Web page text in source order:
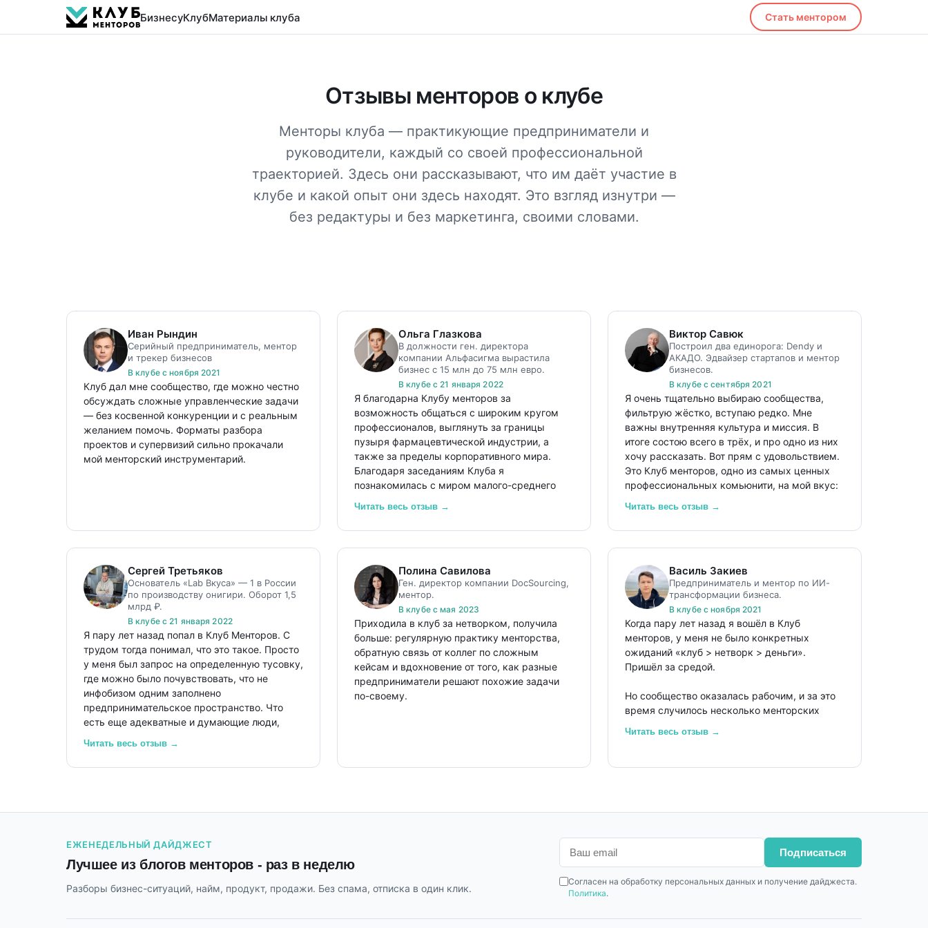
БизнесуКлубМатериалы клуба Стать ментором
Отзывы менторов о клубе
Менторы клуба — практикующие предприниматели и
руководители, каждый со своей профессиональной
траекторией. Здесь они рассказывают, что им даёт участие в
клубе и какой опыт они здесь находят. Это взгляд изнутри —
без редактуры и без маркетинга, своими словами.
Иван Рындин
Серийный предприниматель, ментор
и трекер бизнесов
В клубе с ноября 2021
Клуб дал мне сообщество, где можно честно
обсуждать сложные управленческие задачи
— без косвенной конкуренции и с реальным
желанием помочь. Форматы разбора
проектов и супервизий сильно прокачали
мой менторский инструментарий.
Ольга Глазкова
В должности ген. директора
компании Альфасигма вырастила
бизнес с 15 млн до 75 млн евро.
В клубе с 21 января 2022
Я благодарна Клубу менторов за
возможность общаться с широким кругом
профессионалов, выглянуть за границы
пузыря фармацевтической индустрии, а
также за пределы корпоративного мира.
Благодаря заседаниям Клуба я
познакомилась с миром малого-среднего
(безрассудной) смелостью основателей
компаний, их стремлением разрабатывать и
пучинах экономики.
Я благодарна Клубу за продвижение
профессионального подхода к менторингу.
База знаний Клуба менторов - мой источник
систематизации знаний в самых разных
областях, особенно когда надо приземлить
опыт работы в крупном бизнесе на работу
небольших компаний.
Читать весь отзыв →
Виктор Савюк
Построил два единорога: Dendy и
АКАДО. Эдвайзер стартапов и ментор
бизнесов.
В клубе с сентября 2021
Я очень тщательно выбираю сообщества,
фильтрую жёстко, вступаю редко. Мне
важны внутренняя культура и миссия. В
итоге состою всего в трёх, и про одно из них
хочу рассказать. Вот прям с удовольствием.
Это Клуб менторов, одно из самых ценных
профессиональных комьюнити, на мой вкус:
опытом в менторинге, большая база знаний
для членов клуба; возможность найти
Почему я здесь?
- Здесь люди с очень разной экспертизой.
- Здесь менторят. Много, профессионально,
- Здесь я могу быть полезным и получить
пользу.
Если вы ментор и это часть вашей души —
полезно. Главное — что с нами тепло.
Читать весь отзыв →
Сергей Третьяков
Основатель «Lab Вкуса» — 1 в России
по производству онигири. Оборот 1,5
млрд ₽.
В клубе с 21 января 2022
Я пару лет назад попал в Клуб Менторов. С
трудом тогда понимал, что это такое. Просто
у меня был запрос на определенную тусовку,
где можно было почувствовать, что не
инфобизом одним заполнено
предпринимательское пространство. Что
есть еще адекватные и думающие люди,
обучающий продукт, а рассказывают
реальный опыт и показывают тебе же твой
основателем Денди, или с основателем ИТ
школы «OTUS», или с человеком, который
строил «Камаз-лизинг» и руководил
человеком, который придумал и создал
Читать весь отзыв →
Полина Савилова
Ген. директор компании DocSourcing,
ментор.
В клубе с мая 2023
Приходила в клуб за нетворком, получила
больше: регулярную практику менторства,
обратную связь от коллег по сложным
кейсам и вдохновение от того, как разные
предприниматели решают похожие задачи
по-своему.
Василь Закиев
Предприниматель и ментор по ИИ-
трансформации бизнеса.
В клубе с ноября 2021
Когда пару лет назад я вошёл в Клуб
менторов, у меня не было конкретных
ожиданий «клуб > нетворк > деньги».
Пришёл за средой.
Но сообщество оказалась рабочим, и за это
время случилось несколько менторских
но члены клуба показали, как это вообще
менеджеры, которые умеют
и открыто делиться опытом.
Читать весь отзыв →
ЕЖЕНЕДЕЛЬНЫЙ ДАЙДЖЕСТ
Лучшее из блогов менторов - раз в неделю
Разборы бизнес-ситуаций, найм, продукт, продажи. Без спама, отписка в один клик.
Подписаться
Согласен на обработку персональных данных и получение дайджеста.
Политика.